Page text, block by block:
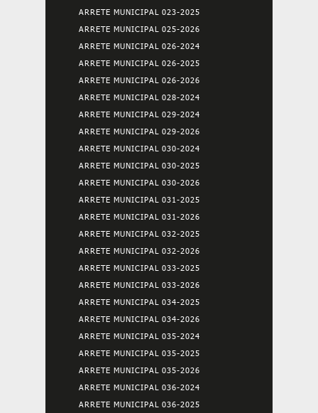
ARRETE MUNICIPAL 023-2025
ARRETE MUNICIPAL 025-2026
ARRETE MUNICIPAL 026-2024
ARRETE MUNICIPAL 026-2025
ARRETE MUNICIPAL 026-2026
ARRETE MUNICIPAL 028-2024
ARRETE MUNICIPAL 029-2024
ARRETE MUNICIPAL 029-2026
ARRETE MUNICIPAL 030-2024
ARRETE MUNICIPAL 030-2025
ARRETE MUNICIPAL 030-2026
ARRETE MUNICIPAL 031-2025
ARRETE MUNICIPAL 031-2026
ARRETE MUNICIPAL 032-2025
ARRETE MUNICIPAL 032-2026
ARRETE MUNICIPAL 033-2025
ARRETE MUNICIPAL 033-2026
ARRETE MUNICIPAL 034-2025
ARRETE MUNICIPAL 034-2026
ARRETE MUNICIPAL 035-2024
ARRETE MUNICIPAL 035-2025
ARRETE MUNICIPAL 035-2026
ARRETE MUNICIPAL 036-2024
ARRETE MUNICIPAL 036-2025